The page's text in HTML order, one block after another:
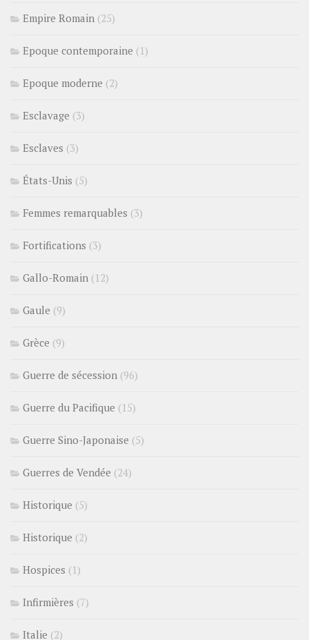
Empire Romain (25)
Epoque contemporaine (1)
Epoque moderne (2)
Esclavage (3)
Esclaves (3)
États-Unis (5)
Femmes remarquables (3)
Fortifications (3)
Gallo-Romain (12)
Gaule (9)
Grèce (9)
Guerre de sécession (96)
Guerre du Pacifique (15)
Guerre Sino-Japonaise (5)
Guerres de Vendée (24)
Historique (5)
Historique (2)
Hospices (1)
Infirmières (7)
Italie (2)